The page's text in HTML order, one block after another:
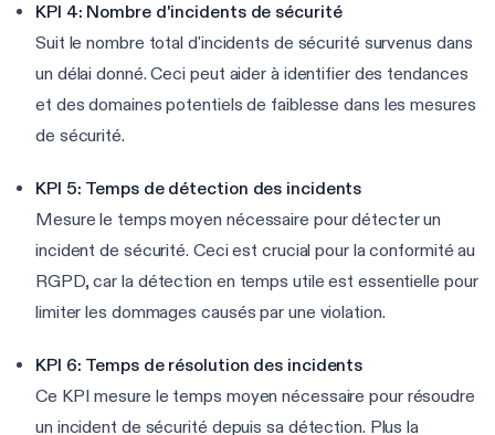
KPI 4: Nombre d'incidents de sécurité
Suit le nombre total d'incidents de sécurité survenus dans
un délai donné. Ceci peut aider à identifier des tendances
et des domaines potentiels de faiblesse dans les mesures
de sécurité.
KPI 5: Temps de détection des incidents
Mesure le temps moyen nécessaire pour détecter un
incident de sécurité. Ceci est crucial pour la conformité au
RGPD, car la détection en temps utile est essentielle pour
limiter les dommages causés par une violation.
KPI 6: Temps de résolution des incidents
Ce KPI mesure le temps moyen nécessaire pour résoudre
un incident de sécurité depuis sa détection. Plus la